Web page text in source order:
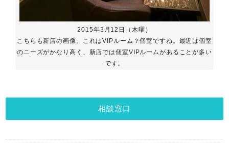
2015年3月12日（木曜）
こちらも新店の画像。これはVIPルーム？個室ですね。最近は個室
のニーズがかなり高く、新店では個室VIPルームがあることが多い
です。
相談窓口